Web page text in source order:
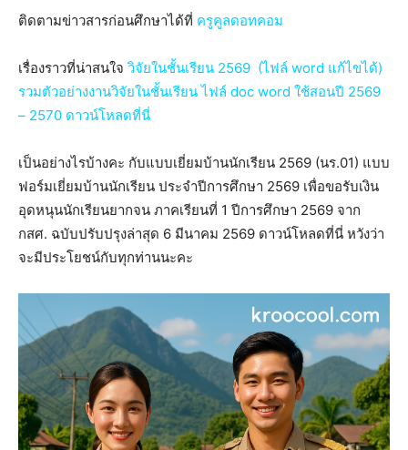
ติดตามข่าวสารก่อนศึกษาได้ที่ ครูคูลดอทคอม
เรื่องราวที่น่าสนใจ วิจัยในชั้นเรียน 2569 (ไฟล์ word แก้ไขได้)
รวมตัวอย่างงานวิจัยในชั้นเรียน ไฟล์ doc word ใช้สอนปี 2569
– 2570 ดาวน์โหลดที่นี่
เป็นอย่างไรบ้างคะ กับแบบเยี่ยมบ้านนักเรียน 2569 (นร.01) แบบ
ฟอร์มเยี่ยมบ้านนักเรียน ประจำปีการศึกษา 2569 เพื่อขอรับเงิน
อุดหนุนนักเรียนยากจน ภาคเรียนที่ 1 ปีการศึกษา 2569 จาก
กสศ. ฉบับปรับปรุงล่าสุด 6 มีนาคม 2569 ดาวน์โหลดที่นี่ หวังว่า
จะมีประโยชน์กับทุกท่านนะคะ